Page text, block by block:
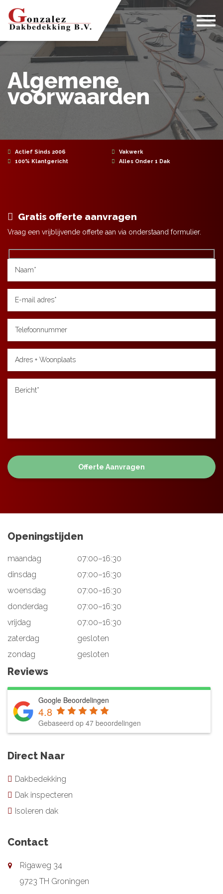
Home
Wie zijn wij?
Onze diensten
Projecten
Algemene
voorwaarden
Actief Sinds 2006
Vakwerk
100% Klantgericht
Alles Onder 1 Dak
Gratis offerte aanvragen
Vraag een vrijblijvende offerte aan via onderstaand formulier.
Openingstijden
maandag
07:00–16:30
dinsdag
07:00–16:30
woensdag
07:00–16:30
donderdag
07:00–16:30
vrijdag
07:00–16:30
zaterdag
gesloten
zondag
gesloten
Reviews
Google Beoordelingen
4.8
Gebaseerd op 47 beoordelingen
Direct Naar
Dakbedekking
Dak inspecteren
Isoleren dak
Contact
Rigaweg 34
9723 TH Groningen